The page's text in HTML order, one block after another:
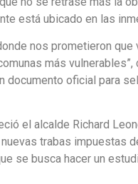
está ubicado en las
nos prometieron
más
documento oficial para
el alcalde Richard
trabas impuestas
se busca hacer un